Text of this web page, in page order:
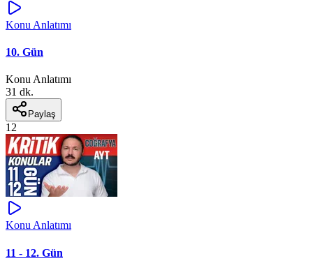
Konu Anlatımı
10. Gün
Konu Anlatımı
31 dk.
Paylaş
12
Konu Anlatımı
11 - 12. Gün